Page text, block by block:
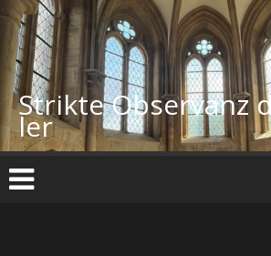
Zum
Inhalt
springen
Strikte Observanz
ler